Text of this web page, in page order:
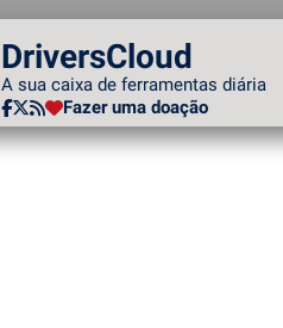
DriversCloud
A sua caixa de ferramentas diária
Fazer uma doação
DriversCloud
A sua caixa de ferramentas
diária
Fazer uma doação